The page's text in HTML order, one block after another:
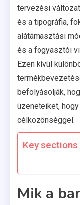
tervezési
és a tipográfia,
alátámasztási
és a fogyasztói
Ezen kívül
befolyásolják,
üzeneteiket,
célközönséggel.
Key
Mik a